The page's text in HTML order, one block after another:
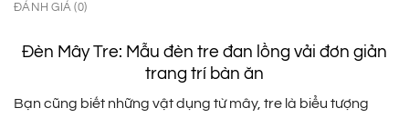
ĐÁNH GIÁ (0)
Đèn Mây Tre: Mẫu đèn tre đan lồng vải đơn giản
trang trí bàn ăn
Bạn cũng biết những vật dụng từ mây, tre là biểu tượng